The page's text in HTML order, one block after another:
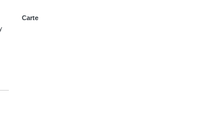
Carte